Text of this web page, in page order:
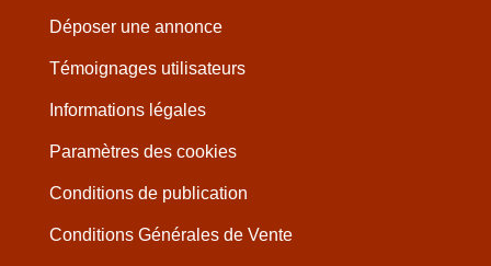
Déposer une annonce
Témoignages utilisateurs
Informations légales
Paramètres des cookies
Conditions de publication
Conditions Générales de Vente